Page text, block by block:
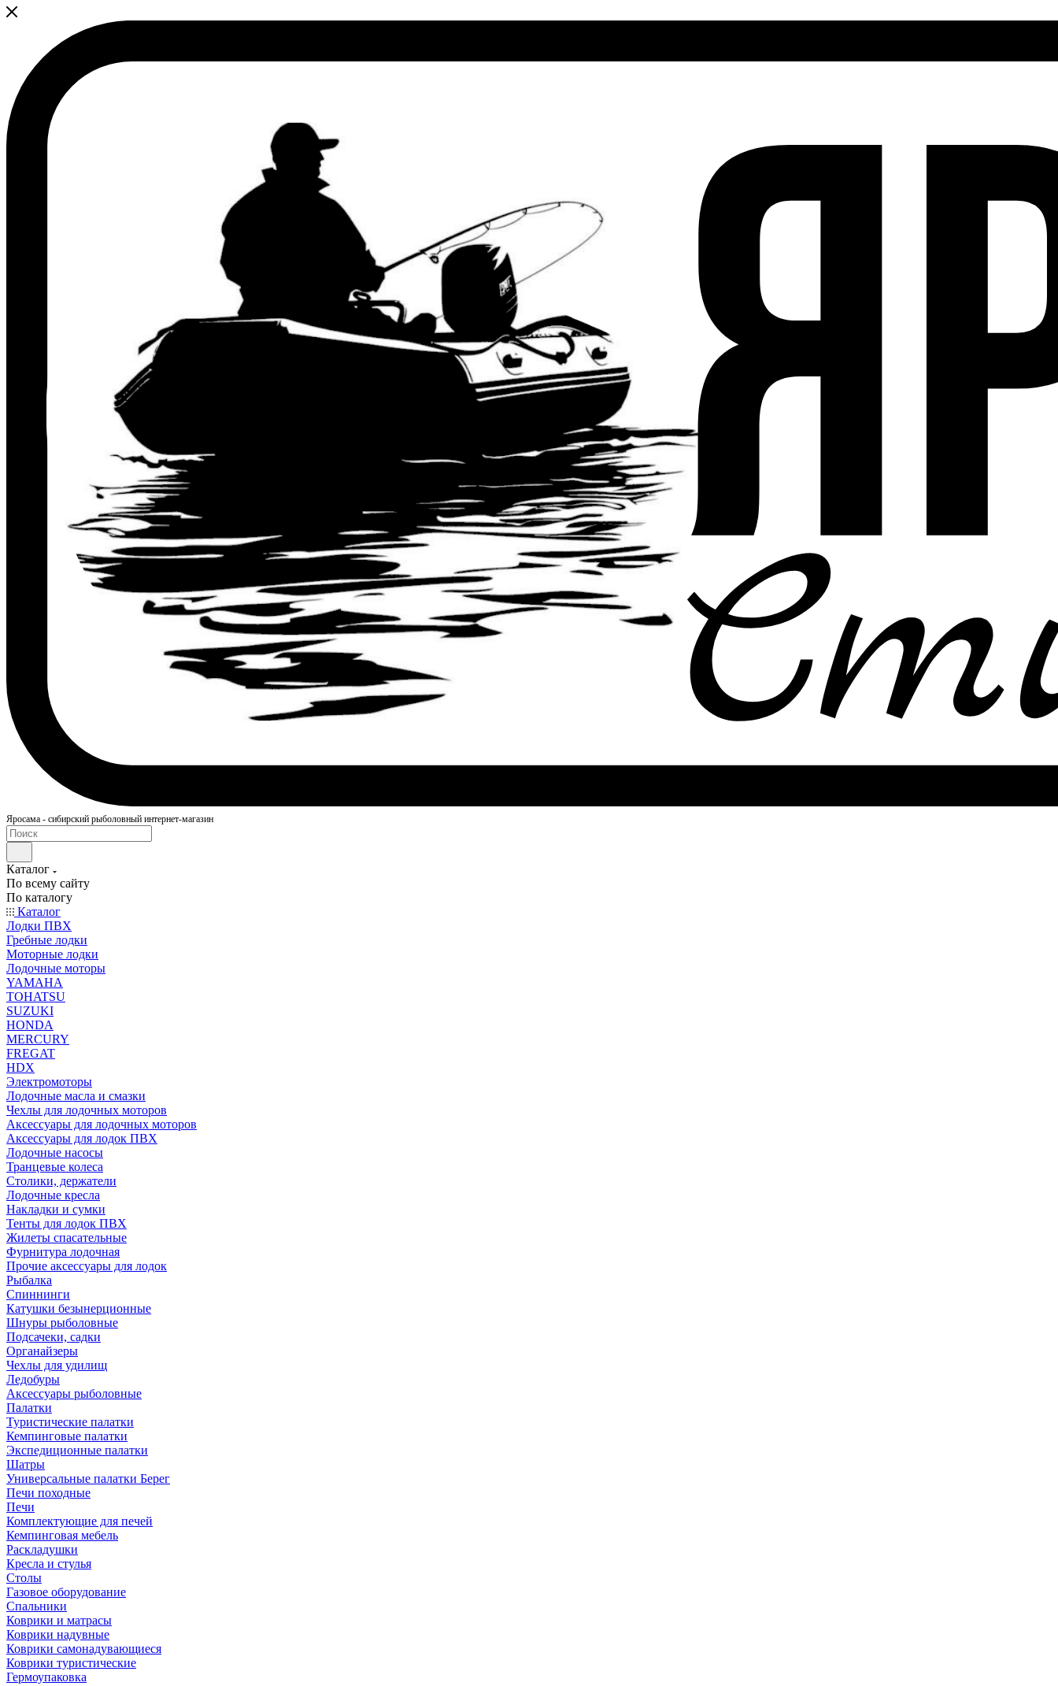
Яросама - сибирский рыболовный интернет-магазин
Каталог
По всему сайту
По каталогу
Каталог
Лодки ПВХ
Гребные лодки
Моторные лодки
Лодочные моторы
YAMAHA
TOHATSU
SUZUKI
HONDA
MERCURY
FREGAT
HDX
Электромоторы
Лодочные масла и смазки
Чехлы для лодочных моторов
Аксессуары для лодочных моторов
Аксессуары для лодок ПВХ
Лодочные насосы
Транцевые колеса
Столики, держатели
Лодочные кресла
Накладки и сумки
Тенты для лодок ПВХ
Жилеты спасательные
Фурнитура лодочная
Прочие аксессуары для лодок
Рыбалка
Спиннинги
Катушки безынерционные
Шнуры рыболовные
Подсачеки, садки
Органайзеры
Чехлы для удилищ
Ледобуры
Аксессуары рыболовные
Палатки
Туристические палатки
Кемпинговые палатки
Экспедиционные палатки
Шатры
Универсальные палатки Берег
Печи походные
Печи
Комплектующие для печей
Кемпинговая мебель
Раскладушки
Кресла и стулья
Столы
Газовое оборудование
Спальники
Коврики и матрасы
Коврики надувные
Коврики самонадувающиеся
Коврики туристические
Гермоупаковка